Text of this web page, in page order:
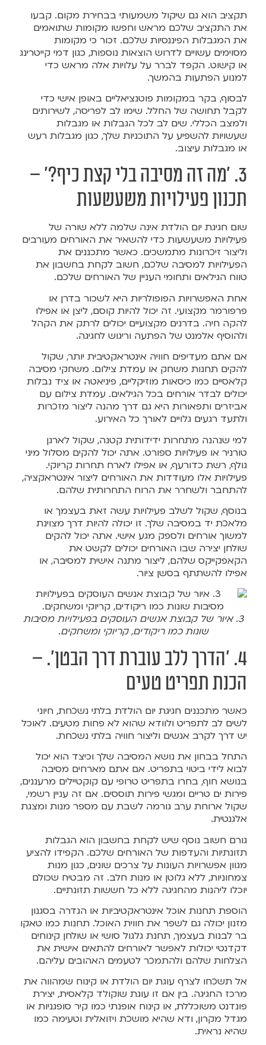
תקציב הוא גם שיקול משמעותי בבחירת מקום. קבעו
את התקציב שלכם מראש וחפשו מקומות שתואמים
את המגבלות הפיננסיות שלכם. זכור כי מקומות
מסוימים עשויים לדרוש הוצאות נוספות, כגון דמי קייטרינג
או קישוט. הקפד לברר על עלויות אלה מראש כדי
למנוע הפתעות בהמשך.
לבסוף, בקר במקומות פוטנציאליים באופן אישי כדי
לקבל תחושה של החלל. שימו לב לפריסה, לשירותים
ולמצב הכללי. שים לב לכל הגבלות או מגבלות
שעשויות להשפיע על התוכניות שלך, כגון מגבלות רעש
או מגבלות עיצוב.
3. 'מה זה מסיבה בלי קצת כיף?' –
תכנון פעילויות משעשעות
שום חגיגת יום הולדת אינה שלמה ללא שורה של
פעילויות משעשעות כדי להשאיר את האורחים מעורבים
וליצור זיכרונות מתמשכים. כאשר מתכננים את
הפעילויות למסיבה שלכם, חשוב לקחת בחשבון את
טווח הגילאים ותחומי העניין של האורחים שלכם.
אחת האפשרויות הפופולריות היא לשכור בדרן או
פרפורמר מקצועי. זה יכול להיות קוסם, ליצן או אפילו
להקה חיה. בדרנים מקצועיים יכולים לרתק את הקהל
ולהוסיף אלמנט של הפתעה וריגוש לחגיגה.
אם אתם מעדיפים חוויה אינטראקטיבית יותר, שקול
להקים תחנות משחק או עמדת צילום. משחקי מסיבה
קלאסיים כמו כיסאות מוזיקליים, פיניאטה או ציד נבלות
יכולים לבדר אורחים בכל הגילאים. עמדת צילום עם
אביזרים ותפאורות היא גם דרך מהנה ליצור מזכרות
ולתעד רגעים גלויים לאורך כל האירוע.
למי שנהנה מתחרות ידידותית קטנה, שקול לארגן
טורניר או פעילויות ספורט. אתה יכול להקים מסלול מיני
גולף, רשת כדורעף, או אפילו לארח תחרות קריוקי.
פעילויות אלו מעודדות את האורחים ליצור אינטראקציה,
להתחבר ולשחרר את הרוח התחרותית שלהם.
בנוסף, שקול לשלב פעילויות עשה זאת בעצמך או
מלאכת יד במסיבה שלך. זו יכולה להיות דרך מצוינת
למשוך אורחים ולספק מגע אישי. אתה יכול להקים
שולחן יצירה שבו האורחים יכולים לקשט את
הקאפקייקס שלהם, ליצור מתנה אישית למסיבה, או
אפילו להשתתף בסשן ציור.
3. איור של קבוצת אנשים העוסקים בפעילויות מסיבות
שונות כמו ריקודים, קריוקי ומשחקים.
4. 'הדרך ללב עוברת דרך הבטן'. –
הכנת תפריט טעים
כאשר מתכננים חגיגת יום הולדת בלתי נשכחת, חיוני
לשים לב לתפריט ולוודא שהוא לא פחות מטעים. לאוכל
יש דרך לקרב אנשים וליצור חוויה בלתי נשכחת.
התחל בבחון את נושא המסיבה שלך וכיצד הוא יכול
לבוא לידי ביטוי בתפריט. אם אתם מארחים מסיבה
בנושא חוף, בחרו בתפריט טרופי עם קוקטיילים מרעננים,
פירות ים טריים ומגשי פירות תוססים. אם זה עניין רשמי,
שקול ארוחת ערב גורמה לשבת עם מספר מנות ומצגת
אלגנטית.
גורם חשוב נוסף שיש לקחת בחשבון הוא הגבלות
תזונתיות והעדפות של האורחים שלכם. הקפידו להציע
מגוון אפשרויות העונות על צרכים שונים, כגון מנות
צמחוניות, ללא גלוטן או מנות חלב. זה מבטיח שכולם
יוכלו ליהנות מהחגיגה ללא כל חששות תזונתיים.
הוספת תחנות אוכל אינטראקטיביות או הגדרה בסגנון
מזנון יכולה גם לשפר את חווית האוכל. תחנות כמו טאקו
בר לבנות בעצמך, תחנת גלגול סושי או שולחן קינוחים
דקדנטי יכולות לאפשר לאורחים להתאים אישית את
הצלחות שלהם ולהתמכר לטעמים האהובים עליהם.
אל תשכחו לצרף עוגת יום הולדת או קינוח שמהווה את
מרכז החגיגה. בין אם זו עוגת שוקולד קלאסית, יצירת
פונדנט משוכללת, או קינוח אופנתי כמו קיר סופגניות או
מגדל מקרון, ודא שהיא מושכת ויזואלית וטעימה כמו
שהיא נראית.